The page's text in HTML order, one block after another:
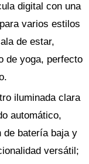
digital con una
varios estilos
de estar,
de yoga, perfecto
iluminada clara
automático,
de batería baja y
versátil;